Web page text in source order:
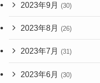
2023年9月 (30)
2023年8月 (26)
2023年7月 (31)
2023年6月 (30)